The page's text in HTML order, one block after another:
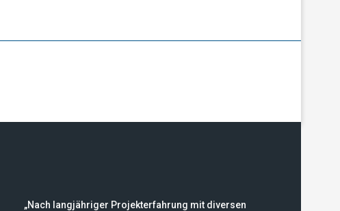
„Nach langjähriger Projekterfahrung mit diversen